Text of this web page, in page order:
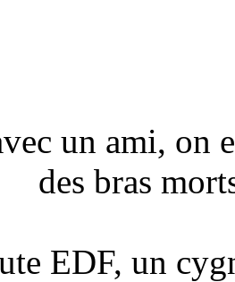
un ami, on
des bras
EDF, un